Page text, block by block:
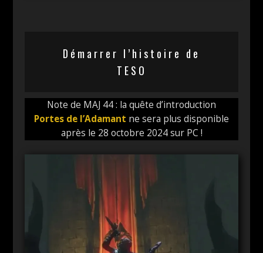
Démarrer l’histoire de
TESO
Note de MAJ 44 : la quête d’introduction
Portes de l’Adamant ne sera plus disponible
après le 28 octobre 2024 sur PC !